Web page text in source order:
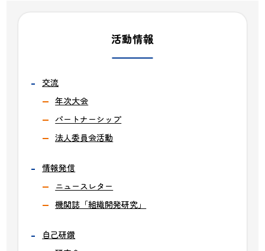
活動情報
交流
年次大会
パートナーシップ
法人委員会活動
情報発信
ニュースレター
機関誌「組織開発研究」
自己研鑽